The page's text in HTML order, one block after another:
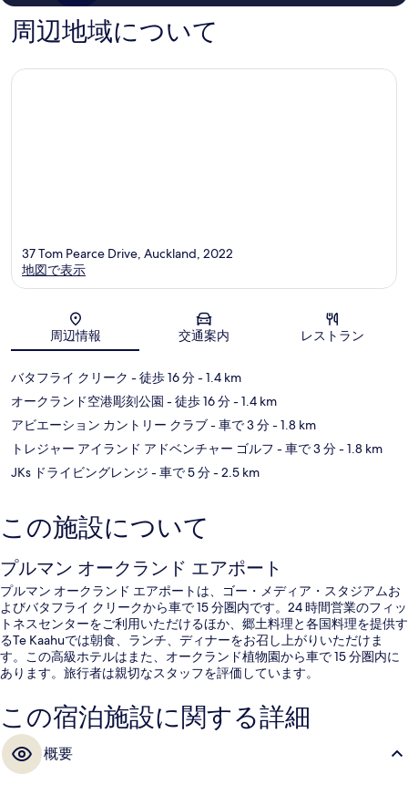
空
港
2,407
件
件
口
ク
の
周辺地域について
地図
37 Tom Pearce Drive, Auckland, 2022
地図で表示
周辺情報 交通案内 レストラン
バタフライ クリーク - 徒歩 16 分- 1.4 km
オークランド空港彫刻公園 - 徒歩 16 分- 1.4 km
アビエーション カントリー クラブ- 車で 3 分- 1.8 km
トレジャー アイランド アドベンチャー ゴルフ - 車で 3 分- 1.8 km
JKs ドライビングレンジ - 車で 5 分- 2.5 km
この施設について
プルマン オークランド エアポート
プルマン オークランド エアポートは、ゴー・メディア・スタジアムお
よびバタフライ クリークから車で 15 分圏内です。24 時間営業のフィッ
トネスセンターをご利用いただけるほか、郷土料理と各国料理を提供す
るTe Kaahuでは朝食、ランチ、ディナーをお召し上がりいただけま
す。この高級ホテルはまた、オークランド植物園から車で 15 分圏内に
あります。旅行者は親切なスタッフを評価しています。
この宿泊施設に関する詳細
概要